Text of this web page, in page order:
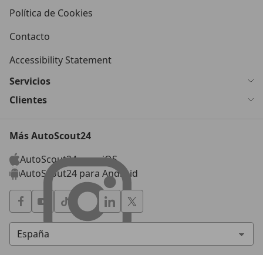
Política de Cookies
Contacto
Accessibility Statement
Servicios
Clientes
Más AutoScout24
AutoScout24 para iOS
AutoScout24 para Android